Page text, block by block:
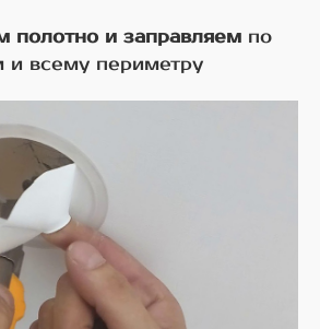
полотно и заправляемпо
и всему периметру